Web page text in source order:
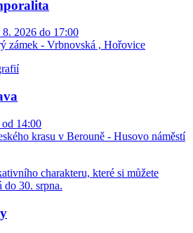
2026 do 17:00
zámek - Vrbnovská , Hořovice
14:00
krasu v Berouně - Husovo náměstí
charakteru, které si můžete
do 30. srpna.